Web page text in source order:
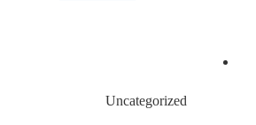
Uncategorized